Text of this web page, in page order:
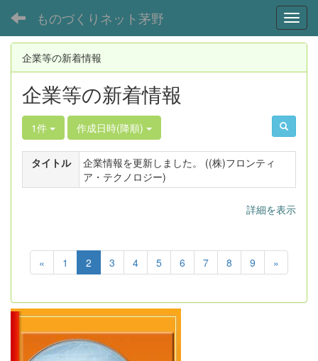
ものづくりネット茅野
企業等の新着情報
企業等の新着情報
1件 作成日時(降順)
タイトル
企業情報を更新しました。 ((株)フロンティ
ア・テクノロジー)
詳細を表示
« 1 2 3 4 5 6 7 8 9 »